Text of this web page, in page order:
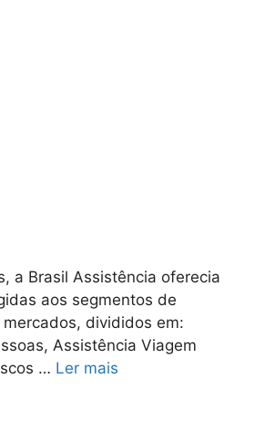
a Brasil Assistência oferecia
aos segmentos de
divididos em:
Assistência Viagem
… Ler mais